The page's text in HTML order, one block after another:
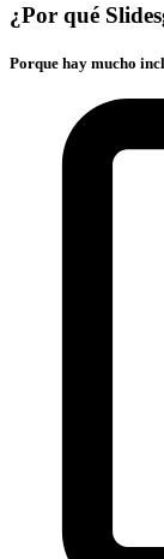
¿Por qué
Porque hay mucho